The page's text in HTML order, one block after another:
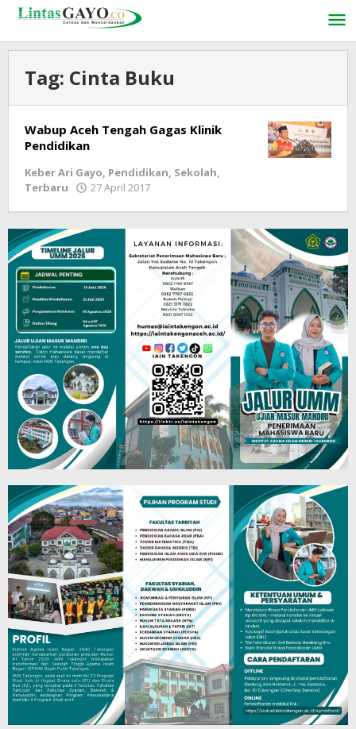
Lewati
konten
Tag: Cinta Buku
Wabup Aceh Tengah Gagas Klinik
Pendidikan
Keber Ari Gayo, Pendidikan, Sekolah,
Terbaru
27 April 2017